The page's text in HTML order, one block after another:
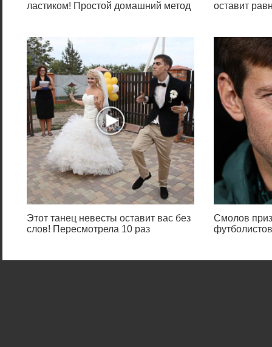
ластиком! Простой домашний метод оставит
Этот танец невесты оставит вас без
слов! Пересмотрела 10 раз
Смолов